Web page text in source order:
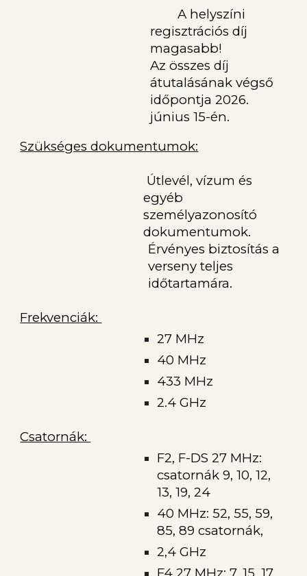
A helyszíni
regisztrációs díj
magasabb!
Az összes díj
átutalásának végső
időpontja 2026.
június 15-én.
Szükséges dokumentumok:
Útlevél, vízum és
egyéb
személyazonosító
dokumentumok.
Érvényes biztosítás a
verseny teljes
időtartamára.
Frekvenciák:
27 MHz
40 MHz
433 MHz
2.4 GHz
Csatornák:
F2, F-DS 27 MHz:
csatornák 9, 10, 12,
13, 19, 24
40 MHz: 52, 55, 59,
85, 89 csatornák,
2,4 GHz